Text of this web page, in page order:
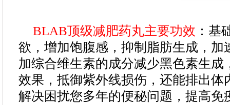
BLAB顶级减肥药丸主要功效 ：基
欲，增加饱腹感，抑制脂肪生成，加
加综合维生素的成分减少黑色素生成
效果，抵御紫外线损伤，还能排出体
解决困扰您多年的便秘问题，提高免